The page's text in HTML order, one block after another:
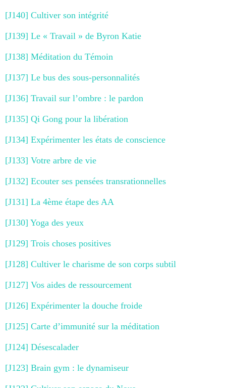
[J140] Cultiver son intégrité
[J139] Le « Travail » de Byron Katie
[J138] Méditation du Témoin
[J137] Le bus des sous-personnalités
[J136] Travail sur l’ombre : le pardon
[J135] Qi Gong pour la libération
[J134] Expérimenter les états de conscience
[J133] Votre arbre de vie
[J132] Ecouter ses pensées transrationnelles
[J131] La 4ème étape des AA
[J130] Yoga des yeux
[J129] Trois choses positives
[J128] Cultiver le charisme de son corps subtil
[J127] Vos aides de ressourcement
[J126] Expérimenter la douche froide
[J125] Carte d’immunité sur la méditation
[J124] Désescalader
[J123] Brain gym : le dynamiseur